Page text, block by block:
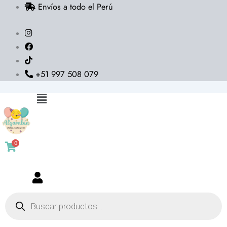
contenido
Envíos a todo el Perú
+51 997 508 079
Flyout
0
productos